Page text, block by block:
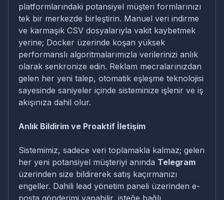
platformlarındaki potansiyel müşteri formlarınızı
tek bir merkezde birleştirin. Manuel veri indirme
ve karmaşık CSV dosyalarıyla vakit kaybetmek
yerine; Docker üzerinde koşan yüksek
performanslı algoritmalarımızla verilerinizi anlık
olarak senkronize edin. Reklam mecralarınızdan
gelen her yeni talep, otomatik eşleşme teknolojisi
sayesinde saniyeler içinde sisteminize işlenir ve iş
akışınıza dahil olur.
Anlık Bildirim ve Proaktif İletişim
Sistemimiz, sadece veri toplamakla kalmaz; gelen
her yeni potansiyel müşteriyi anında Telegram
üzerinden size bildirerek satış kaçırmanızı
engeller. Dahili lead yönetim paneli üzerinden e-
posta gönderimi yapabilir, isteğe bağlı